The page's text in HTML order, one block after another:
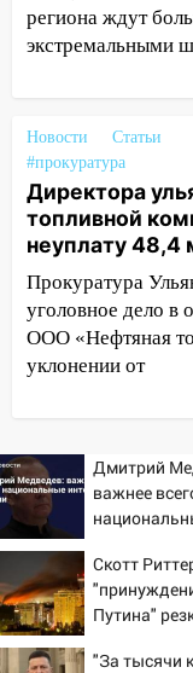
12:01
Федерации:
11:16
В
мужчину,
10:30 От
хаски: куда
области 8–9
10:11
«Нефтяной
судить за
налогов
пешеходы.
Ульяновской
08:30
домов и
07:50
Какая
августа
региона ждут
экстремальными
Новости
Статьи
#прокуратура
Директора
топливной
неуплату 48,4
Прокуратура
уголовное дело в
ООО «Нефтяная
уклонении от
Дмитрий
важнее
Скотт
Путина"
"За тысячи